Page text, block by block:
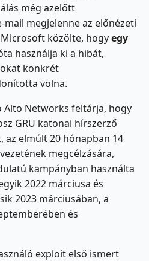
még azelőtt
megjelenne az előnézeti
közölte, hogyegy
használja ki a hibát,
konkrét
volna.
Alto Networks feltárja, hogy
GRU katonai hírszerző
az elmúlt 20 hónapban 14
megcélzására,
kampányban használta
2022 márciusa és
2023 márciusában, a
és
exploit első ismert